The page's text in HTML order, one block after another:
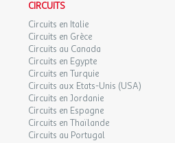
CIRCUITS
Circuits en Italie
Circuits en Grèce
Circuits au Canada
Circuits en Egypte
Circuits en Turquie
Circuits aux Etats-Unis (USA)
Circuits en Jordanie
Circuits en Espagne
Circuits en Thaïlande
Circuits au Portugal